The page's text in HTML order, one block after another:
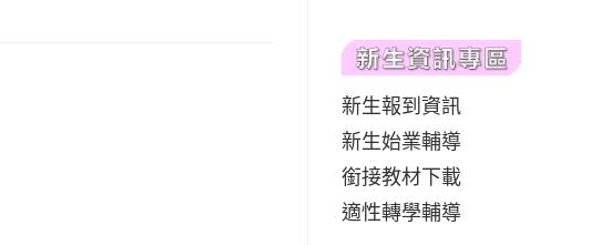
新生報到資訊
新生始業輔導
銜接教材下載
適性轉學輔導